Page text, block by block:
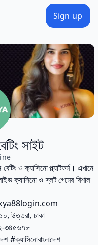
Sign up
সাইট
ও ক্যাসিনো প্ল্যাটফর্ম। এখানে
ক্যাসিনো ও স্লট গেমের বিশাল
উত্তরা, ঢাকা
৩৪৫৬৭৮
#ক্যাসিনোবাংলাদেশ